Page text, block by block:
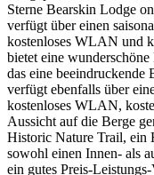
Sterne Bearskin Lodge
verfügt über einen
kostenloses WLAN und
bietet eine
das eine
verfügt ebenfalls über
kostenloses WLAN,
Aussicht auf die Berge
Historic Nature Trail, ein
sowohl einen Innen- als
ein gutes Preis-